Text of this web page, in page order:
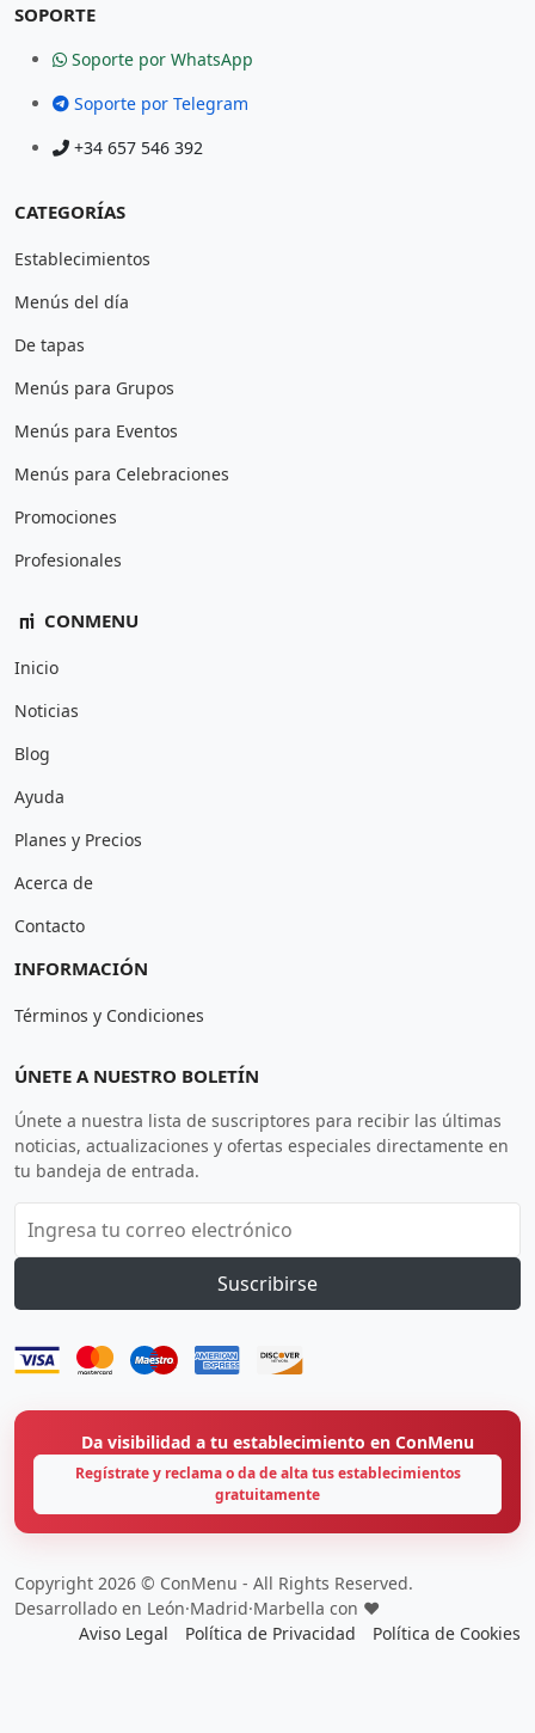
SOPORTE
Soporte por WhatsApp
Soporte por Telegram
+34 657 546 392
CATEGORÍAS
Establecimientos
Menús del día
De tapas
Menús para Grupos
Menús para Eventos
Menús para Celebraciones
Promociones
Profesionales
CONMENU
Inicio
Noticias
Blog
Ayuda
Planes y Precios
Acerca de
Contacto
INFORMACIÓN
Términos y Condiciones
ÚNETE A NUESTRO BOLETÍN
Únete a nuestra lista de suscriptores para recibir las últimas
noticias, actualizaciones y ofertas especiales directamente en
tu bandeja de entrada.
Suscribirse
Da visibilidad a tu establecimiento en ConMenu
Regístrate y reclama o da de alta tus establecimientos
gratuitamente
Copyright 2026 © ConMenu - All Rights Reserved.
Desarrollado en León·Madrid·Marbella con ❤️
Aviso Legal
Política de Privacidad Política de Cookies